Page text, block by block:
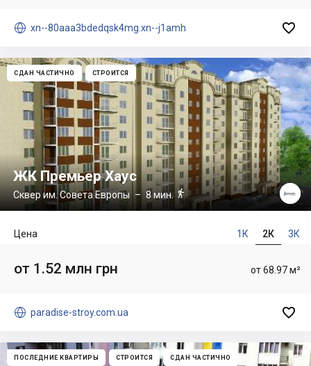
 xn--80aaa3bdedqsk4mg.xn--j1amh 
СДАН ЧАСТИЧНО СТРОИТСЯ
ЖК Премьер Хаус
Сквер им. Совета Европы – 8 мин. 
1К 2К 3К
Цена
от 68.97 м²
от 1.52 млн грн
 paradise-stroy.com.ua 
ПОСЛЕДНИЕ КВАРТИРЫ СТРОИТСЯ СДАН ЧАСТИЧНО